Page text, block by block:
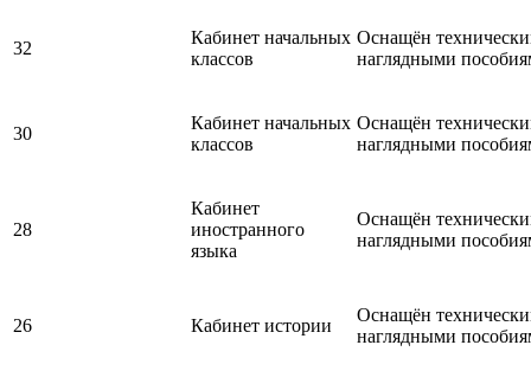
32
Кабинет начальных
классов
Оснащён
наглядными
30
Кабинет начальных
классов
Оснащён
наглядными
28
Кабинет
иностранного
языка
Оснащён
наглядными
26 Кабинет истории
Оснащён
наглядными